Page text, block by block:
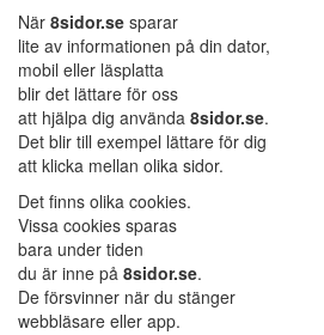
När 8sidor.se sparar
lite av informationen på din dator,
mobil eller läsplatta
blir det lättare för oss
att hjälpa dig använda 8sidor.se.
Det blir till exempel lättare för dig
att klicka mellan olika sidor.
Det finns olika cookies.
Vissa cookies sparas
bara under tiden
du är inne på 8sidor.se.
De försvinner när du stänger
webbläsare eller app.